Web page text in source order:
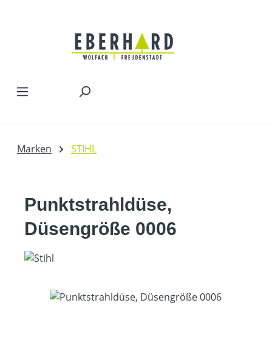
Marken STIHL
Punktstrahldüse,
Düsengröße 0006
Bildergalerie überspringen